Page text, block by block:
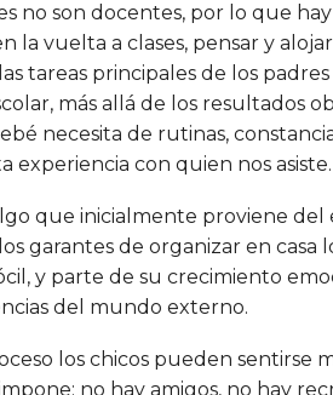
no son docentes, por lo que
la vuelta a clases, pensar y
tareas principales de los
más allá de los resultados
necesita de rutinas,
experiencia con quien nos asiste.
que inicialmente proviene
garantes de organizar en
y parte de su crecimiento
del mundo externo.
los chicos pueden sentirse
no hay amigos, no hay